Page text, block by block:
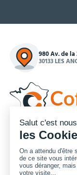
980 Av. de
30133 LES
Concepteur et
Cofradis répond
services des
de travaux publics,